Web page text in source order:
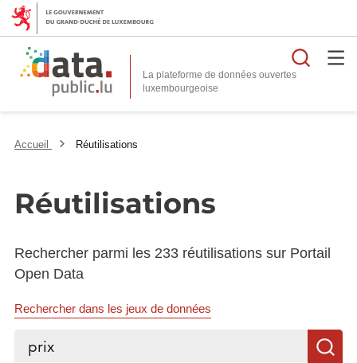
La plateforme de données ouvertes
Accueil Réutilisations
Réutilisations
Rechercher parmi les 233 réutilisations sur Portail
Open Data
Rechercher dans les jeux de données
Rechercher...